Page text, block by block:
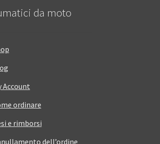
da moto
Account
ordinare
e rimborsi
dell’ordine